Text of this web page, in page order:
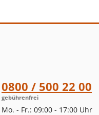
0800 / 500 22 00
gebührenfrei
Mo. - Fr.: 09:00 - 17:00 Uhr